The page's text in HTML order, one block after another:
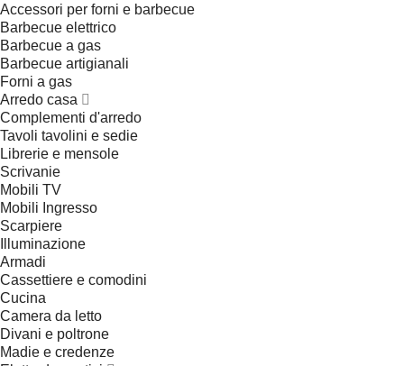
Accessori per forni e barbecue
Barbecue elettrico
Barbecue a gas
Barbecue artigianali
Forni a gas
Arredo casa
Complementi d'arredo
Tavoli tavolini e sedie
Librerie e mensole
Scrivanie
Mobili TV
Mobili Ingresso
Scarpiere
Illuminazione
Armadi
Cassettiere e comodini
Cucina
Camera da letto
Divani e poltrone
Madie e credenze